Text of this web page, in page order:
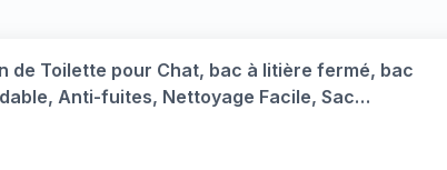
de Toilette pour Chat, bac à litière fermé, bac
Anti-fuites, Nettoyage Facile, Sac
Charge 5 kg, 52,4 x 41,3 x 39,9 cm, Blanc